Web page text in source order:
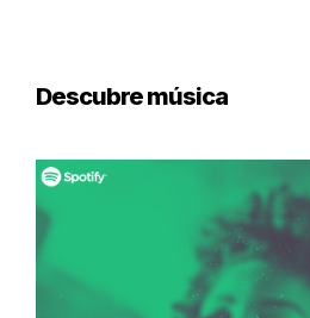
Descubre música